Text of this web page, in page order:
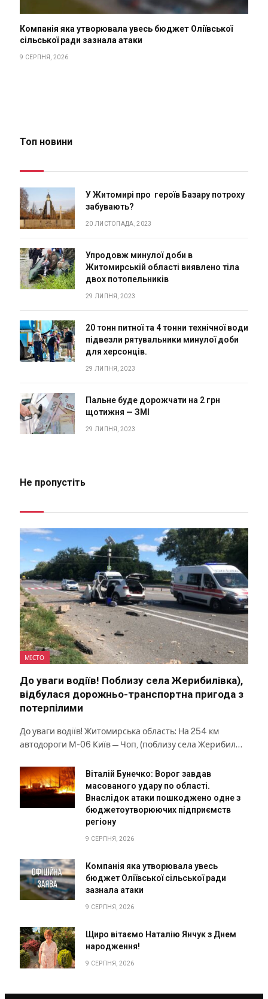
Компанія яка утворювала увесь бюджет Оліївської
сільської ради зазнала атаки
9 СЕРПНЯ, 2026
Топ новини
У Житомирі про героїв Базару потроху
забувають?
20 ЛИСТОПАДА, 2023
Упродовж минулої доби в
Житомирській області виявлено тіла
двох потопельників
29 ЛИПНЯ, 2023
20 тонн питної та 4 тонни технічної води
підвезли рятувальники минулої доби
для херсонців.
29 ЛИПНЯ, 2023
Пальне буде дорожчати на 2 грн
щотижня — ЗМІ
29 ЛИПНЯ, 2023
Не пропустіть
МІСТО
До уваги водіїв! Поблизу села Жерибилівка),
відбулася дорожньо-транспортна пригода з
потерпілими
До уваги водіїв! Житомирська область: На 254 км
автодороги М-06 Київ — Чоп, (поблизу села Жерибил…
Віталій Бунечко: Ворог завдав
масованого удару по області.
Внаслідок атаки пошкоджено одне з
бюджетоутворюючих підприємств
регіону
9 СЕРПНЯ, 2026
Компанія яка утворювала увесь
бюджет Оліївської сільської ради
зазнала атаки
9 СЕРПНЯ, 2026
Щиро вітаємо Наталію Янчук з Днем
народження!
9 СЕРПНЯ, 2026